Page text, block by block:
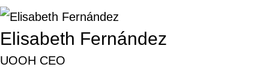
Elisabeth Fernández
UOOH CEO